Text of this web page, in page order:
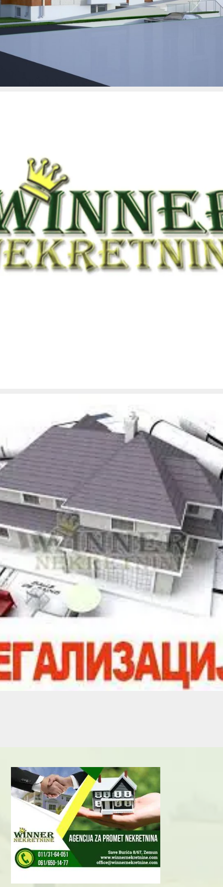
subvencije ima dovoljno
Iz NKOSK-a poručuju: Novca za stan preko subvencije ima
dovoljno. Sa približavanjem poslednjeg kvartala 2013. godine,
brojni građani se pitaju da li je ostalo još uvek dovoljno novca za
kupovinu stanova uz pomoć subvencije. izrada web sajtova… U
Nacionalnoj korporaciji za osiguranje stambenih kredita (NKOSK)
poručuju da u ovom trenutku novca ima sasvim dovoljno i […]
Legalizacija stanova
Legalizacija stanova Skupština Srbije, usvojila je Zakon o
posebnim uslovima za upis prava svojine na objektima izgrađenim
bez građevinske dozvole. izrada web sajtova… Prema usvojenom
zakonu, nisu predviđeni nikakvi troškovi i naknade za upis
objekata, osim ukoliko građani nemaju geodetski snimak, čime su
u obavezi da taj trošak samostalno plate u visini od oko 100 […]